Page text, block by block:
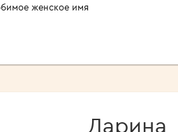
женское имя
Дарина